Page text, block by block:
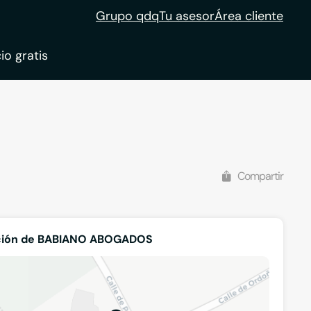
Grupo qdqTu asesorÁrea cliente
gratis
Compartir
de BABIANO ABOGADOS